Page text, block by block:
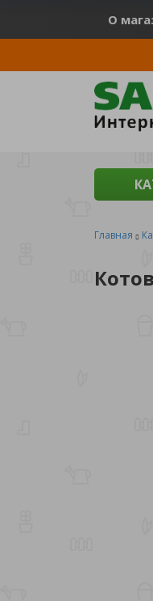
О
Главная